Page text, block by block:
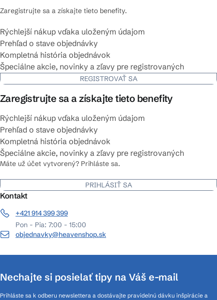
Zaregistrujte sa a získajte tieto benefity.
Rýchlejší nákup vďaka uloženým údajom
Prehľad o stave objednávky
Kompletná história objednávok
Špeciálne akcie, novinky a zľavy pre registrovaných
REGISTROVAŤ SA
Zaregistrujte sa a získajte tieto benefity
Rýchlejší nákup vďaka uloženým údajom
Prehľad o stave objednávky
Kompletná história objednávok
Špeciálne akcie, novinky a zľavy pre registrovaných
Máte už účet vytvorený? Prihláste sa.
PRIHLÁSIŤ SA
Kontakt
+421 914 399 399
Pon - Pia: 7:00 - 15:00
objednavky@heavenshop.sk
Nechajte si posielať tipy na Váš e-mail
Prihláste sa k odberu newslettera a dostávajte pravidelnú dávku inšpirácie a